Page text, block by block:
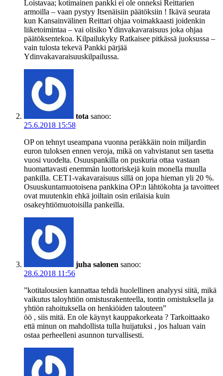
Loistavaa; kotimainen pankki ei ole onneksi Reittarien
armoilla – vaan pystyy Itsenäisiin päätöksiin ! Ikävä seurata
kun Kansainvälinen Reittari ohjaa voimakkaasti joidenkin
liiketoimintaa – vai olisiko Ydinvakavaraisuus joka ohjaa
päätöksentekoa. Kilpailukyky Ratkaisee pitkässä juoksussa –
vain tulosta tekevä Pankki pärjää
Ydinvakavaraisuuskilpailussa.
tota sanoo:
25.6.2018 15:58
OP on tehnyt useampana vuonna peräkkäin noin miljardin
euron tuloksen ennen veroja, mikä on vahvistanut sen tasetta
vuosi vuodelta. Osuuspankilla on puskuria ottaa vastaan
huomattavasti enemmän luottoriskejä kuin monella muulla
pankilla. CET1-vakavaraisuus sillä on jopa hieman yli 20 %.
Osuuskuntamuotoisena pankkina OP:n lähtökohta ja tavoitteet
ovat muutenkin ehkä joiltain osin erilaisia kuin
osakeyhtiömuotoisilla pankeilla.
juha salonen sanoo:
28.6.2018 11:56
”kotitalousien kannattaa tehdä huolellinen analyysi siitä, mikä
vaikutus taloyhtiön omistusrakenteella, tontin omistuksella ja
yhtiön rahoituksella on henkiöiden talouteen”
öö , siis mitä. En ole käynyt kauppakorkeata ? Tarkoittaako
että minun on mahdollista tulla huijatuksi , jos haluan vain
ostaa perheelleni asunnon turvallisesti.